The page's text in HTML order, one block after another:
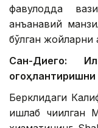
фавқулодда
анъанавий
бўлган жойларни
Сан-Диего:
огоҳлантиришни
Берклидаги
ишлаб чиқилган